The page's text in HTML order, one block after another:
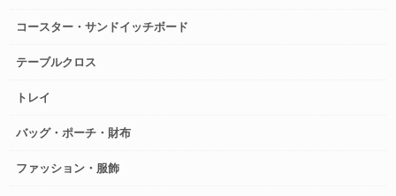
コースター・サンドイッチボード
テーブルクロス
トレイ
バッグ・ポーチ・財布
ファッション・服飾